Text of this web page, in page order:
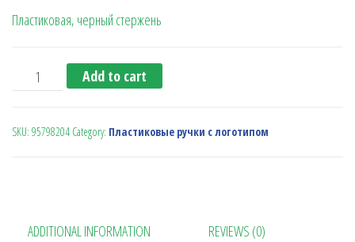
Пластиковая, черный стержень
Ручка-стилус подставка под смартфон (зеленая)
Add to cart
SKU: 95798204 Category: Пластиковые ручки с логотипом
ADDITIONAL INFORMATION REVIEWS (0)